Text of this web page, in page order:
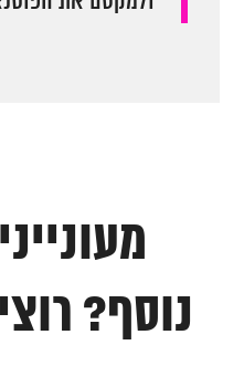
נוסף?